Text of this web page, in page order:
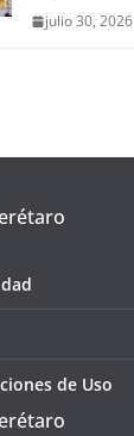
julio 30, 2026
de Uso